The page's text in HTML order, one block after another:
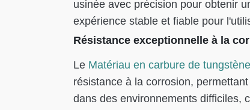
usinée avec précision pour obtenir
expérience stable et fiable pour
Résistance exceptionnelle à la
Le Matériau en carbure de
résistance à la corrosion,
dans des environnements difficiles,